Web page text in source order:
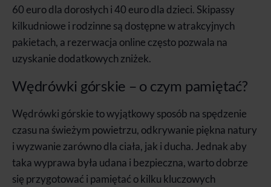
60 euro dla dorosłych i 40 euro dla dzieci. Skipassy
kilkudniowe i rodzinne są dostępne w atrakcyjnych
pakietach, a rezerwacja online często pozwala na
uzyskanie dodatkowych zniżek.
Wędrówki górskie – o czym pamiętać?
Wędrówki górskie to wyjątkowy sposób na spędzenie
czasu na świeżym powietrzu, odkrywanie piękna natury
i wyzwanie zarówno dla ciała, jak i ducha. Jednak aby
taka wyprawa była udana i bezpieczna, warto dobrze
się przygotować i pamiętać o kilku kluczowych